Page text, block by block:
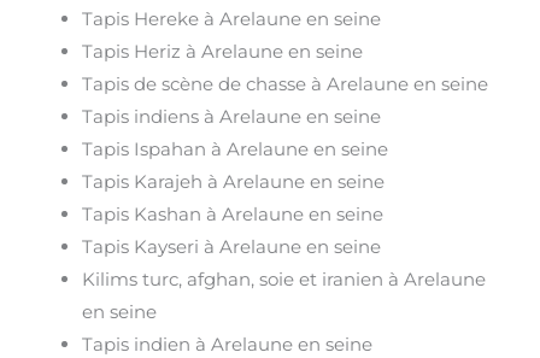
Tapis Hereke à Arelaune en seine
Tapis Heriz à Arelaune en seine
Tapis de scène de chasse à Arelaune en seine
Tapis indiens à Arelaune en seine
Tapis Ispahan à Arelaune en seine
Tapis Karajeh à Arelaune en seine
Tapis Kashan à Arelaune en seine
Tapis Kayseri à Arelaune en seine
Kilims turc, afghan, soie et iranien à Arelaune
en seine
Tapis indien à Arelaune en seine